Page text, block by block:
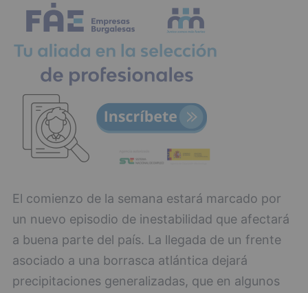
El comienzo de la semana estará marcado por
un nuevo episodio de inestabilidad que afectará
a buena parte del país. La llegada de un frente
asociado a una borrasca atlántica dejará
precipitaciones generalizadas, que en algunos